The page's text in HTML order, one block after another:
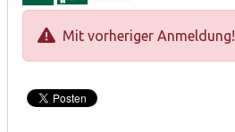
Mit vorheriger Anmeldung!